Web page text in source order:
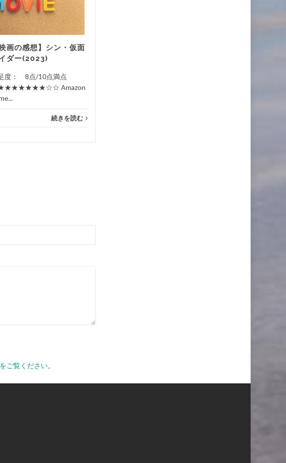
映画の感想】シン・仮面
ダー(2023)
度： 8点/10点満点
Amazon
続きを読む
ご覧ください。